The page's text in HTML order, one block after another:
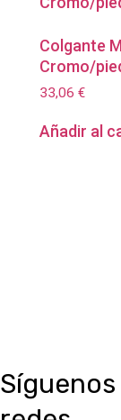
Colgante
Cromo/
33,06€
Añadir al
Síguenos